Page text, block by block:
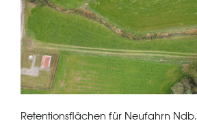
Retentionsflächen für Neufahrn Ndb.